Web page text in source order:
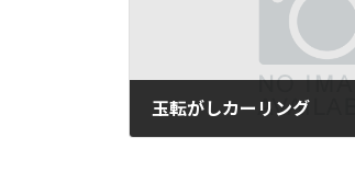
玉転がしカーリング